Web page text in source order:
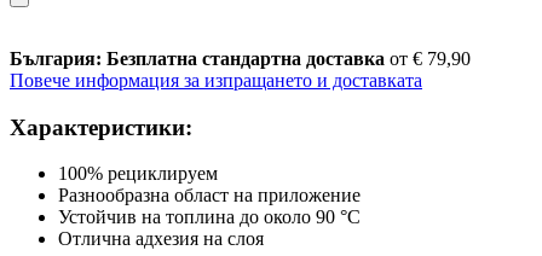
България: Безплатна стандартна доставка от € 79,90
Повече информация за изпращането и доставката
Характеристики:
100% рециклируем
Разнообразна област на приложение
Устойчив на топлина до около 90 °C
Отлична адхезия на слоя